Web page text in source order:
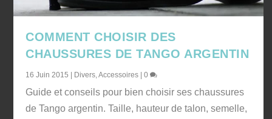
COMMENT CHOISIR DES
CHAUSSURES DE TANGO ARGENTIN
16 Juin 2015 Divers,Accessoires |0
Guide et conseils pour bien choisir ses chaussures
de Tango argentin. Taille, hauteur de talon, semelle,